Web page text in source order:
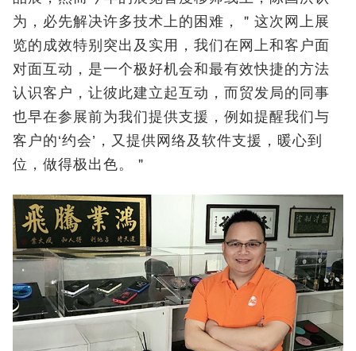
为，必先解决许多技术上的困难，＂这次网上展
览的成效特别突出及实用，我们在网上和客户面
对面互动，是一个极好机会和最有效快捷的方法
认识客户，让彼此建立起互动，而贸发局的同事
也早在参展前为我们提供支援，例如提醒我们与
客户的‘约会’，又提供网络及软件支援，暖心到
位，做得极出色。＂